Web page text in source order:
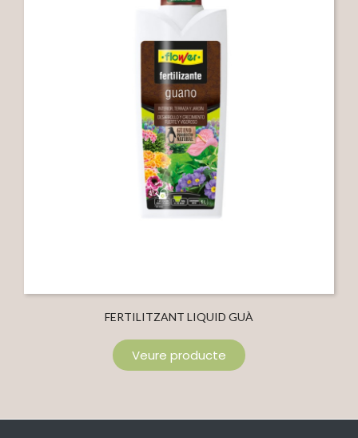
FERTILITZANT LIQUID GUÀ
Veure producte